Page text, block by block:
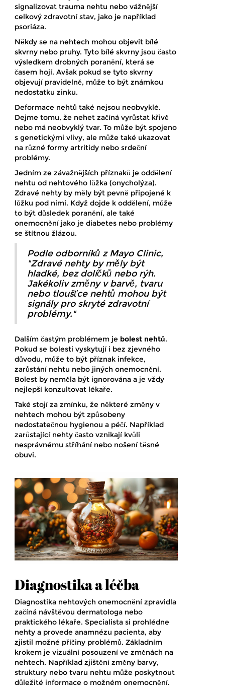
signalizovat trauma nehtu nebo vážnější
celkový zdravotní stav, jako je například
psoriáza.
Někdy se na nehtech mohou objevit bílé
skvrny nebo pruhy. Tyto bílé skvrny jsou často
výsledkem drobných poranění, která se
časem hojí. Avšak pokud se tyto skvrny
objevují pravidelně, může to být známkou
nedostatku zinku.
Deformace nehtů také nejsou neobvyklé.
Dejme tomu, že nehet začíná vyrůstat křivě
nebo má neobvyklý tvar. To může být spojeno
s genetickými vlivy, ale může také ukazovat
na různé formy artritidy nebo srdeční
problémy.
Jedním ze závažnějších příznaků je oddělení
nehtu od nehtového lůžka (onycholýza).
Zdravé nehty by měly být pevně připojené k
lůžku pod nimi. Když dojde k oddělení, může
to být důsledek poranění, ale také
onemocnění jako je diabetes nebo problémy
se štítnou žlázou.
Podle odborníků z Mayo Clinic,
"Zdravé nehty by měly být
hladké, bez dolíčků nebo rýh.
Jakékoliv změny v barvě, tvaru
nebo tloušťce nehtů mohou být
signály pro skryté zdravotní
problémy."
Dalším častým problémem je bolest nehtů.
Pokud se bolesti vyskytují i bez zjevného
důvodu, může to být příznak infekce,
zarůstání nehtu nebo jiných onemocnění.
Bolest by neměla být ignorována a je vždy
nejlepší konzultovat lékaře.
Také stojí za zmínku, že některé změny v
nehtech mohou být způsobeny
nedostatečnou hygienou a péčí. Například
zarůstající nehty často vznikají kvůli
nesprávnému stříhání nebo nošení těsné
obuvi.
Diagnostika a léčba
Diagnostika nehtových onemocnění zpravidla
začíná návštěvou dermatologa nebo
praktického lékaře. Specialista si prohlédne
nehty a provede anamnézu pacienta, aby
zjistil možné příčiny problémů. Základním
krokem je vizuální posouzení ve změnách na
nehtech. Například zjištění změny barvy,
struktury nebo tvaru nehtu může poskytnout
důležité informace o možném onemocnění.